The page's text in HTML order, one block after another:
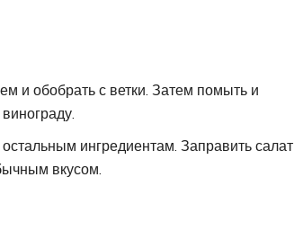
и обобрать с ветки. Затем помыть и
ингредиентам. Заправить салат
вкусом.